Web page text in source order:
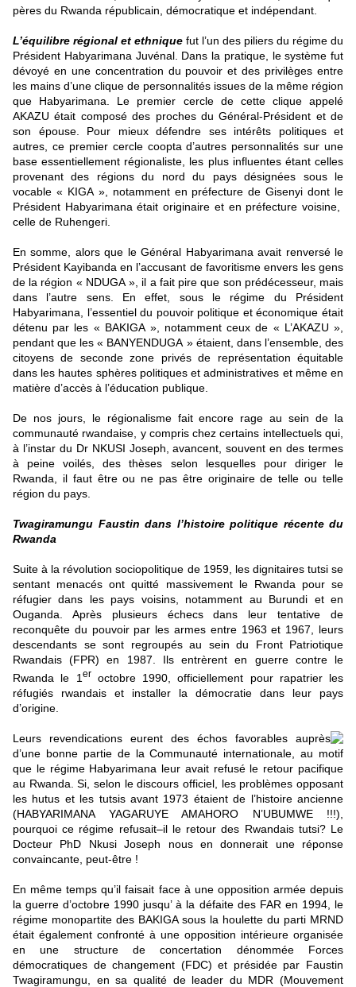
pères du Rwanda républicain, démocratique et indépendant.
L’équilibre régional et ethnique fut l’un des piliers du régime du
Président Habyarimana Juvénal. Dans la pratique, le système fut
dévoyé en une concentration du pouvoir et des privilèges entre
les mains d’une clique de personnalités issues de la même région
que Habyarimana. Le premier cercle de cette clique appelé
AKAZU était composé des proches du Général-Président et de
son épouse. Pour mieux défendre ses intérêts politiques et
autres, ce premier cercle coopta d’autres personnalités sur une
base essentiellement régionaliste, les plus influentes étant celles
provenant des régions du nord du pays désignées sous le
vocable « KIGA », notamment en préfecture de Gisenyi dont le
Président Habyarimana était originaire et en préfecture voisine,
celle de Ruhengeri.
En somme, alors que le Général Habyarimana avait renversé le
Président Kayibanda en l’accusant de favoritisme envers les gens
de la région « NDUGA », il a fait pire que son prédécesseur, mais
dans l’autre sens. En effet, sous le régime du Président
Habyarimana, l’essentiel du pouvoir politique et économique était
détenu par les « BAKIGA », notamment ceux de « L’AKAZU »,
pendant que les « BANYENDUGA » étaient, dans l’ensemble, des
citoyens de seconde zone privés de représentation équitable
dans les hautes sphères politiques et administratives et même en
matière d’accès à l’éducation publique.
De nos jours, le régionalisme fait encore rage au sein de la
communauté rwandaise, y compris chez certains intellectuels qui,
à l’instar du Dr NKUSI Joseph, avancent, souvent en des termes
à peine voilés, des thèses selon lesquelles pour diriger le
Rwanda, il faut être ou ne pas être originaire de telle ou telle
région du pays.
Twagiramungu Faustin dans l’histoire politique récente du
Rwanda
Suite à la révolution sociopolitique de 1959, les dignitaires tutsi se
sentant menacés ont quitté massivement le Rwanda pour se
réfugier dans les pays voisins, notamment au Burundi et en
Ouganda. Après plusieurs échecs dans leur tentative de
reconquête du pouvoir par les armes entre 1963 et 1967, leurs
descendants se sont regroupés au sein du Front Patriotique
Rwandais (FPR) en 1987. Ils entrèrent en guerre contre le
Rwanda le 1 er
octobre 1990, officiellement pour rapatrier les
réfugiés rwandais et installer la démocratie dans leur pays
d’origine.
Leurs revendications eurent des échos favorables auprès
d’une bonne partie de la Communauté internationale, au motif
que le régime Habyarimana leur avait refusé le retour pacifique
au Rwanda. Si, selon le discours officiel, les problèmes opposant
les hutus et les tutsis avant 1973 étaient de l’histoire ancienne
(HABYARIMANA YAGARUYE AMAHORO N’UBUMWE !!!),
pourquoi ce régime refusait–il le retour des Rwandais tutsi? Le
Docteur PhD Nkusi Joseph nous en donnerait une réponse
convaincante, peut-être !
En même temps qu’il faisait face à une opposition armée depuis
la guerre d’octobre 1990 jusqu’ à la défaite des FAR en 1994, le
régime monopartite des BAKIGA sous la houlette du parti MRND
était également confronté à une opposition intérieure organisée
en une structure de concertation dénommée Forces
démocratiques de changement (FDC) et présidée par Faustin
Twagiramungu, en sa qualité de leader du MDR (Mouvement